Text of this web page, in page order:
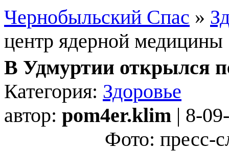
Чернобыльский Спас »
центр ядерной медицины
В Удмуртии открылся
Категория: Здоровье
автор: pom4er.klim | 8-
Фото: пресс-